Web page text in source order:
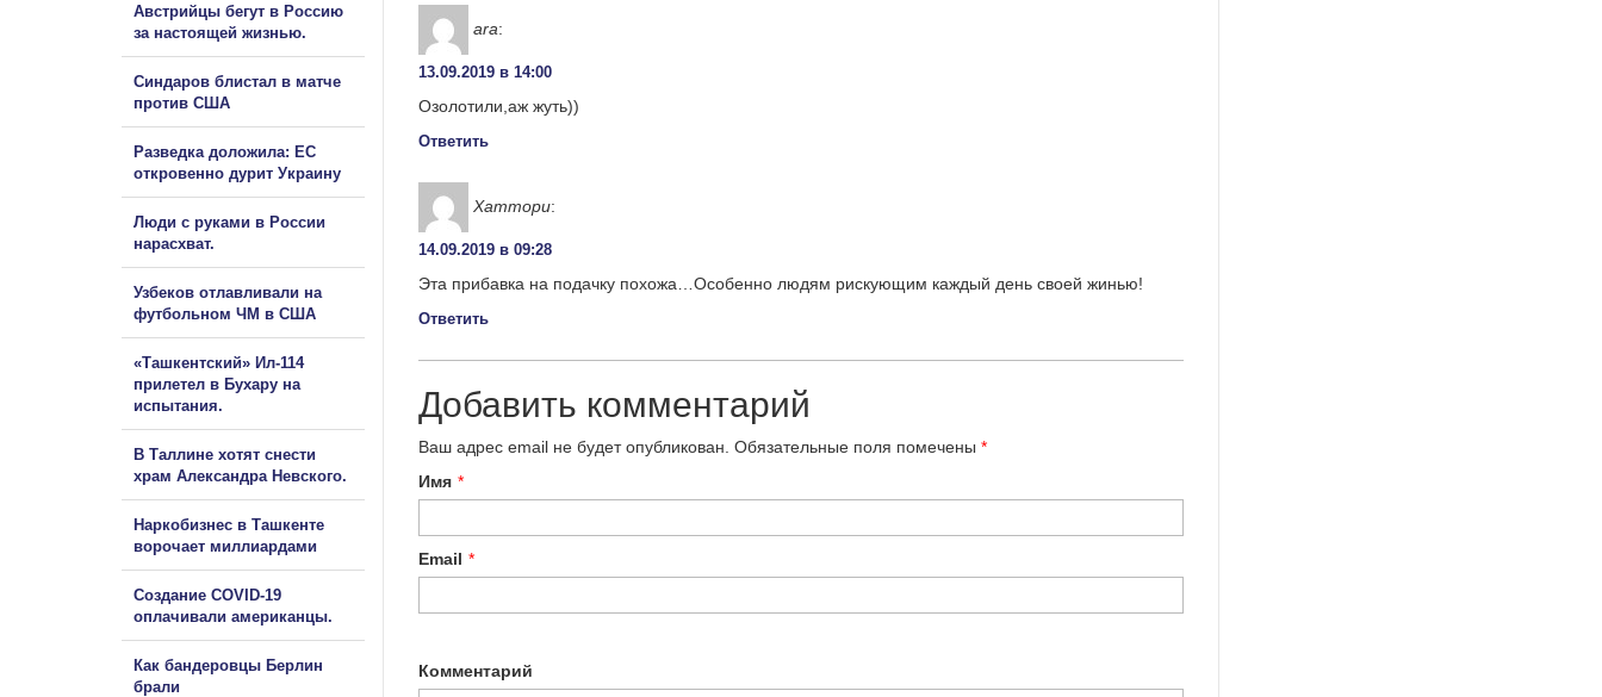
ara:
13.09.2019 в 14:00
Озолотили,аж жуть))
Ответить
Хаттори:
14.09.2019 в 09:28
Эта прибавка на подачку похожа…Особенно людям рискующим каждый день своей жинью!
Ответить
Добавить комментарий
Ваш адрес email не будет опубликован. Обязательные поля помечены *
Имя *
Email *
Комментарий
Австрийцы бегут в Россию
за настоящей жизнью.
Синдаров блистал в матче
против США
Разведка доложила: ЕС
откровенно дурит Украину
Люди с руками в России
нарасхват.
Узбеков отлавливали на
футбольном ЧМ в США
«Ташкентский» Ил-114
прилетел в Бухару на
испытания.
В Таллине хотят снести
храм Александра Невского.
Наркобизнес в Ташкенте
ворочает миллиардами
Создание COVID-19
оплачивали американцы.
Как бандеровцы Берлин
брали